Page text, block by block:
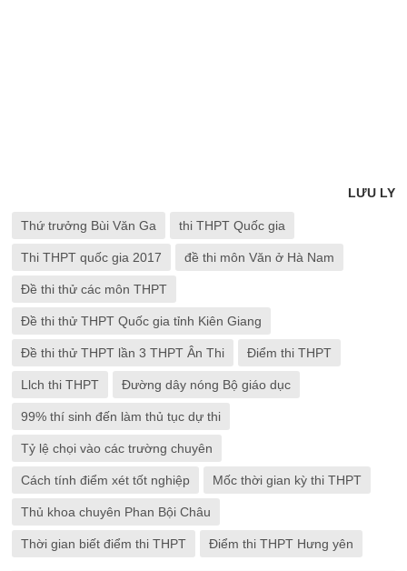
LƯU LY
Thứ trưởng Bùi Văn Ga thi THPT Quốc gia
Thi THPT quốc gia 2017 đề thi môn Văn ở Hà Nam
Đề thi thử các môn THPT
Đề thi thử THPT Quốc gia tỉnh Kiên Giang
Đề thi thử THPT lần 3 THPT Ân Thi Điểm thi THPT
Llch thi THPT Đường dây nóng Bộ giáo dục
99% thí sinh đến làm thủ tục dự thi
Tỷ lệ chọi vào các trường chuyên
Cách tính điểm xét tốt nghiệp Mốc thời gian kỳ thi THPT
Thủ khoa chuyên Phan Bội Châu
Thời gian biết điểm thi THPT Điểm thi THPT Hưng yên